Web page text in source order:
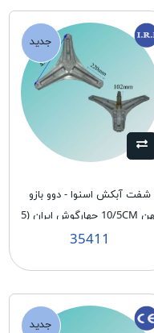
جدید
شفت آبكش اسنوا - دوو بازو
پهن 10/5CM چهارگوش ايران (5
و 6) GF
35411
جدید